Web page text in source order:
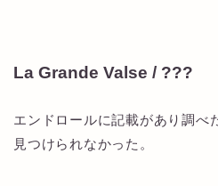
La Grande Valse / ???
エンドロールに記載があり調べ
見つけられなかった。